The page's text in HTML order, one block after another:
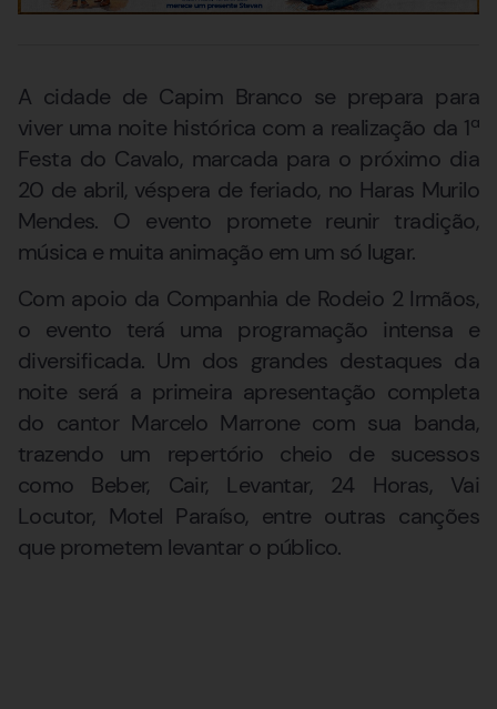
A cidade de Capim Branco se prepara para
viver uma noite histórica com a realização da 1ª
Festa do Cavalo, marcada para o próximo dia
20 de abril, véspera de feriado, no Haras Murilo
Mendes. O evento promete reunir tradição,
música e muita animação em um só lugar.
Com apoio da Companhia de Rodeio 2 Irmãos,
o evento terá uma programação intensa e
diversificada. Um dos grandes destaques da
noite será a primeira apresentação completa
do cantor Marcelo Marrone com sua banda,
trazendo um repertório cheio de sucessos
como Beber, Cair, Levantar, 24 Horas, Vai
Locutor, Motel Paraíso, entre outras canções
que prometem levantar o público.